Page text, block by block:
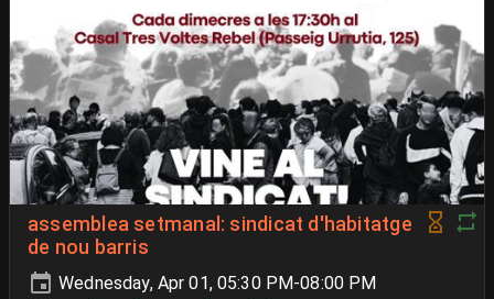
assemblea setmanal: sindicat d'habitatge
de nou barris
Wednesday, Apr 01, 05:30 PM-08:00 PM